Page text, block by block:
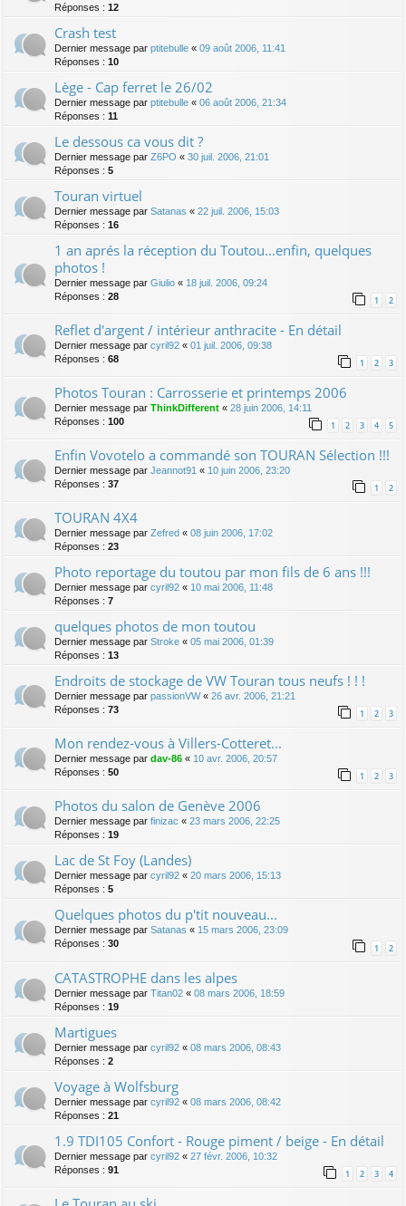
Réponses : 12
Crash test
Dernier message par ptitebulle « 09 août 2006, 11:41
Réponses : 10
Lège - Cap ferret le 26/02
Dernier message par ptitebulle « 06 août 2006, 21:34
Réponses : 11
Le dessous ca vous dit ?
Dernier message par Z6PO « 30 juil. 2006, 21:01
Réponses : 5
Touran virtuel
Dernier message par Satanas « 22 juil. 2006, 15:03
Réponses : 16
1 an aprés la réception du Toutou...enfin, quelques
photos !
Dernier message par Giulio « 18 juil. 2006, 09:24
Réponses : 28 1 2
Reflet d'argent / intérieur anthracite - En détail
Dernier message par cyril92 « 01 juil. 2006, 09:38
Réponses : 68 1 2 3
Photos Touran : Carrosserie et printemps 2006
Dernier message par ThinkDifferent « 28 juin 2006, 14:11
Réponses : 100 1 2 3 4 5
Enfin Vovotelo a commandé son TOURAN Sélection !!!
Dernier message par Jeannot91 « 10 juin 2006, 23:20
Réponses : 37 1 2
TOURAN 4X4
Dernier message par Zefred « 08 juin 2006, 17:02
Réponses : 23
Photo reportage du toutou par mon fils de 6 ans !!!
Dernier message par cyril92 « 10 mai 2006, 11:48
Réponses : 7
quelques photos de mon toutou
Dernier message par Stroke « 05 mai 2006, 01:39
Réponses : 13
Endroits de stockage de VW Touran tous neufs ! ! !
Dernier message par passionVW« 26 avr. 2006, 21:21
Réponses : 73 1 2 3
Mon rendez-vous à Villers-Cotteret...
Dernier message par dav-86 « 10 avr. 2006, 20:57
Réponses : 50 1 2 3
Photos du salon de Genève 2006
Dernier message par finizac « 23 mars 2006, 22:25
Réponses : 19
Lac de St Foy (Landes)
Dernier message par cyril92 « 20 mars 2006, 15:13
Réponses : 5
Quelques photos du p'tit nouveau...
Dernier message par Satanas « 15 mars 2006, 23:09
Réponses : 30 1 2
CATASTROPHE dans les alpes
Dernier message par Titan02 « 08 mars 2006, 18:59
Réponses : 19
Martigues
Dernier message par cyril92 « 08 mars 2006, 08:43
Réponses : 2
Voyage à Wolfsburg
Dernier message par cyril92 « 08 mars 2006, 08:42
Réponses : 21
1.9 TDI105 Confort - Rouge piment / beige - En détail
Dernier message par cyril92 « 27 févr. 2006, 10:32
Réponses : 91 1 2 3 4